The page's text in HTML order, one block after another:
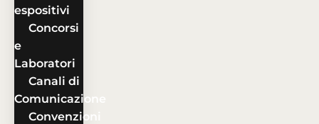
espositivi
Concorsi
e
Laboratori
Canali di
Comunicazione
Convenzioni